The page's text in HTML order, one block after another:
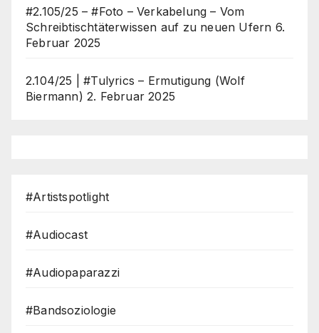
#2.105/25 – #Foto – Verkabelung – Vom
Schreibtischtäterwissen auf zu neuen Ufern 6.
Februar 2025
2.104/25 | #Tulyrics – Ermutigung (Wolf
Biermann) 2. Februar 2025
#Artistspotlight
#Audiocast
#Audiopaparazzi
#Bandsoziologie